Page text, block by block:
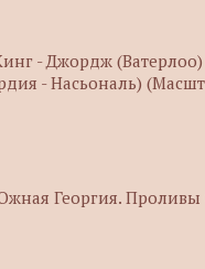
- Джордж (Ватерлоо)
- Насьональ)
Георгия. Проливы